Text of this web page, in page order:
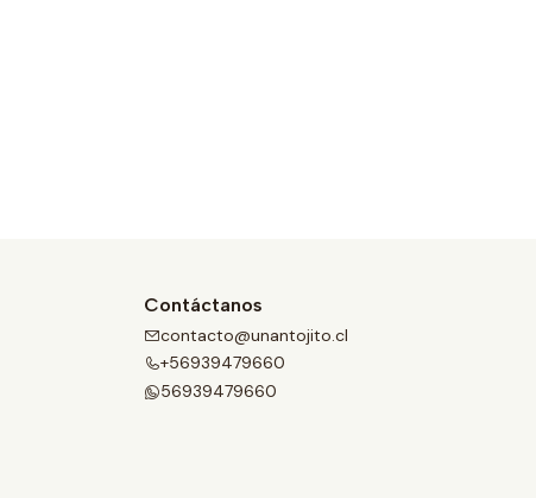
Contáctanos
contacto@unantojito.cl
+56939479660
56939479660